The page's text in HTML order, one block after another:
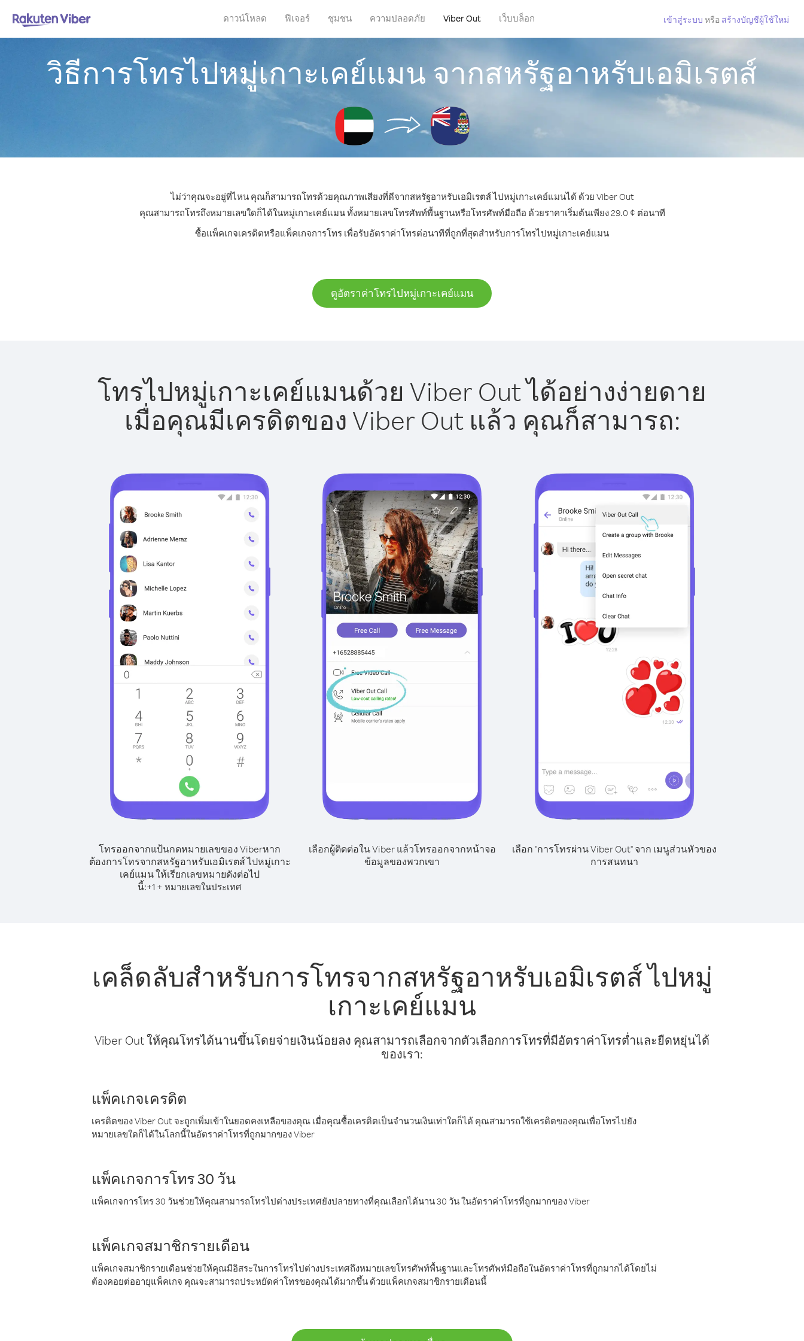
ดาวน์โหลด ฟีเจอร์ ชุมชน ความปลอดภัย Viber Out เว็บบล็อก เข้าสู่ระบบ หรือ สร้างบัญชีผู้ใช้ใหม่
วิธีการโทรไปหมู่เกาะเคย์แมน จากสหรัฐอาหรับเอมิเรตส์
ไม่ว่าคุณจะอยู่ที่ไหน คุณก็สามารถโทรด้วยคุณภาพเสียงที่ดีจากสหรัฐอาหรับเอมิเรตส์ ไปหมู่เกาะเคย์แมนได้ ด้วย Viber Out
คุณสามารถโทรถึงหมายเลขใดก็ได้ในหมู่เกาะเคย์แมน ทั้งหมายเลขโทรศัพท์พื้นฐานหรือโทรศัพท์มือถือ ด้วยราคาเริ่มต้นเพียง 29.0 ¢ ต่อนาที
ซื้อแพ็คเกจเครดิตหรือแพ็คเกจการโทร เพื่อรับอัตราค่าโทรต่อนาทีที่ถูกที่สุดสำหรับการโทรไปหมู่เกาะเคย์แมน
ดูอัตราค่าโทรไปหมู่เกาะเคย์แมน
โทรไปหมู่เกาะเคย์แมนด้วย Viber Out ได้อย่างง่ายดาย
เมื่อคุณมีเครดิตของ Viber Out แล้ว คุณก็สามารถ:
โทรออกจากแป้นกดหมายเลขของ Viberหาก
ต้องการโทรจากสหรัฐอาหรับเอมิเรตส์ ไปหมู่เกาะ
เคย์แมน ให้เรียกเลขหมายดังต่อไป
นี้:+1 + หมายเลขในประเทศ
เลือกผู้ติดต่อใน Viber แล้วโทรออกจากหน้าจอ
ข้อมูลของพวกเขา
เลือก "การโทรผ่าน Viber Out" จาก เมนูส่วนหัวของ
การสนทนา
เคล็ดลับสำหรับการโทรจากสหรัฐอาหรับเอมิเรตส์ ไปหมู่
เกาะเคย์แมน
Viber Out ให้คุณโทรได้นานขึ้นโดยจ่ายเงินน้อยลง คุณสามารถเลือกจากตัวเลือกการโทรที่มีอัตราค่าโทรต่ำและยืดหยุ่นได้
ของเรา:
แพ็คเกจเครดิต
เครดิตของ Viber Out จะถูกเพิ่มเข้าในยอดคงเหลือของคุณ เมื่อคุณซื้อเครดิตเป็นจำนวนเงินเท่าใดก็ได้ คุณสามารถใช้เครดิตของคุณเพื่อโทรไปยัง
หมายเลขใดก็ได้ในโลกนี้ในอัตราค่าโทรที่ถูกมากของ Viber
แพ็คเกจการโทร 30 วัน
แพ็คเกจการโทร 30 วันช่วยให้คุณสามารถโทรไปต่างประเทศยังปลายทางที่คุณเลือกได้นาน 30 วัน ในอัตราค่าโทรที่ถูกมากของ Viber
แพ็คเกจสมาชิกรายเดือน
แพ็คเกจสมาชิกรายเดือนช่วยให้คุณมีอิสระในการโทรไปต่างประเทศถึงหมายเลขโทรศัพท์พื้นฐานและโทรศัพท์มือถือในอัตราค่าโทรที่ถูกมากได้โดยไม่
ต้องคอยต่ออายุแพ็คเกจ คุณจะสามารถประหยัดค่าโทรของคุณได้มากขึ้น ด้วยแพ็คเกจสมาชิกรายเดือนนี้